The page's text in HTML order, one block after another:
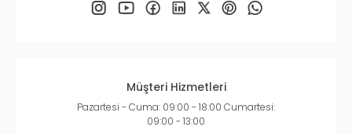
Müşteri Hizmetleri
Pazartesi - Cuma: 09:00 - 18:00 Cumartesi:
09:00 - 13:00